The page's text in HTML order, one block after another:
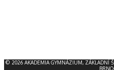
© 2026 AKADEMIA GYMNÁZIUM, ZÁKLADNÍ